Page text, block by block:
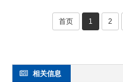
首页
1 2
相关信息